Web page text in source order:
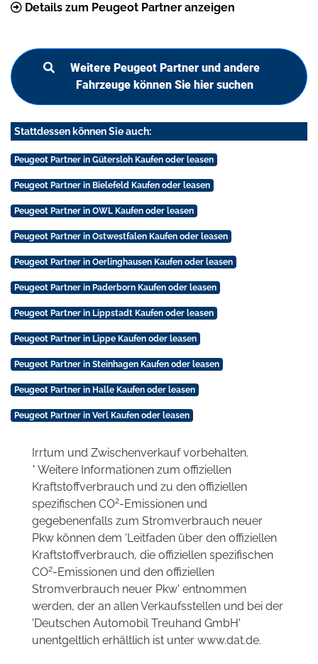
Details zum Peugeot Partner anzeigen
Weitere Peugeot Partner und andere
Fahrzeuge können Sie hier suchen
Stattdessen können Sie auch:
Peugeot Partner in Gütersloh Kaufen oder leasen
Peugeot Partner in Bielefeld Kaufen oder leasen
Peugeot Partner in OWL Kaufen oder leasen
Peugeot Partner in Ostwestfalen Kaufen oder leasen
Peugeot Partner in Oerlinghausen Kaufen oder leasen
Peugeot Partner in Paderborn Kaufen oder leasen
Peugeot Partner in Lippstadt Kaufen oder leasen
Peugeot Partner in Lippe Kaufen oder leasen
Peugeot Partner in Steinhagen Kaufen oder leasen
Peugeot Partner in Halle Kaufen oder leasen
Peugeot Partner in Verl Kaufen oder leasen
Irrtum und Zwischenverkauf vorbehalten.
* Weitere Informationen zum offiziellen
Kraftstoffverbrauch und zu den offiziellen
spezifischen CO2-Emissionen und
gegebenenfalls zum Stromverbrauch neuer
Pkw können dem 'Leitfaden über den offiziellen
Kraftstoffverbrauch, die offiziellen spezifischen
CO2-Emissionen und den offiziellen
Stromverbrauch neuer Pkw' entnommen
werden, der an allen Verkaufsstellen und bei der
'Deutschen Automobil Treuhand GmbH'
unentgeltlich erhältlich ist unter www.dat.de.